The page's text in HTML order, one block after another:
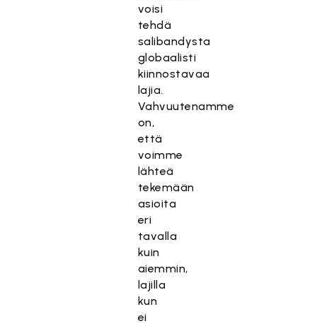
voisi
tehdä
salibandysta
globaalisti
kiinnostavaa
lajia.
Vahvuutenamme
on,
että
voimme
lähteä
tekemään
asioita
eri
tavalla
kuin
aiemmin,
lajilla
kun
ei